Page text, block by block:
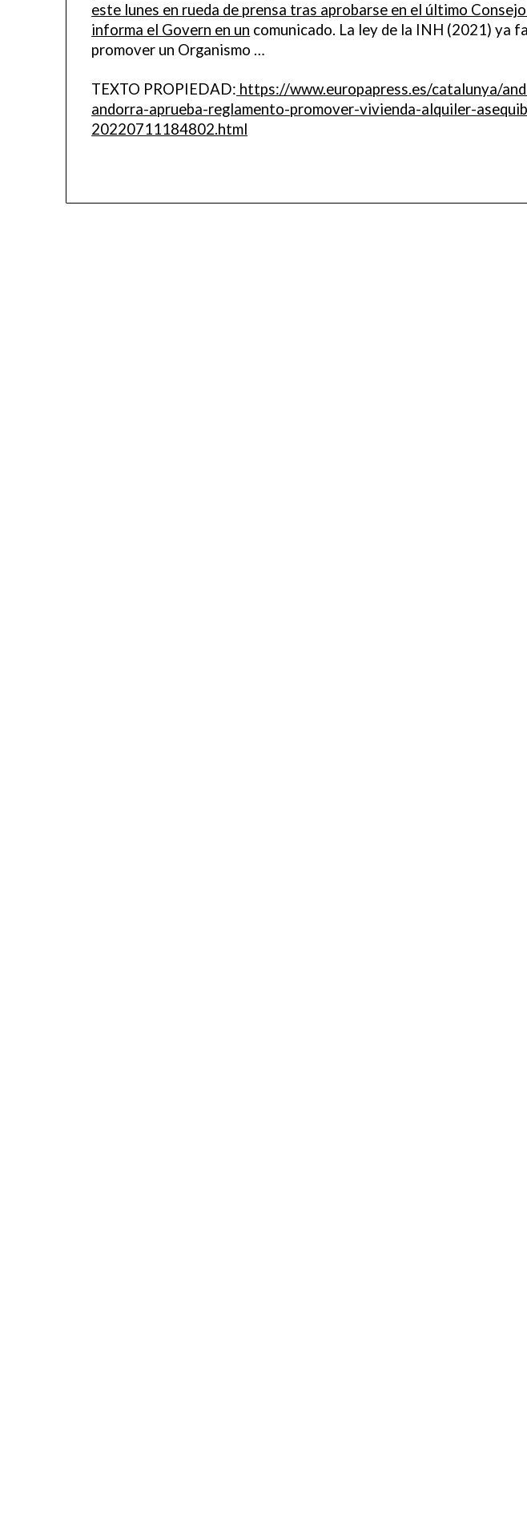
este lunes en rueda de prensa tras aprobarse en el último
informa el Govern en un comunicado. La ley de la INH (2021) ya
promover un Organismo …
TEXTO PROPIEDAD: https://www.europapress.es/catalunya/
andorra-aprueba-reglamento-promover-vivienda-alquiler-
20220711184802.html